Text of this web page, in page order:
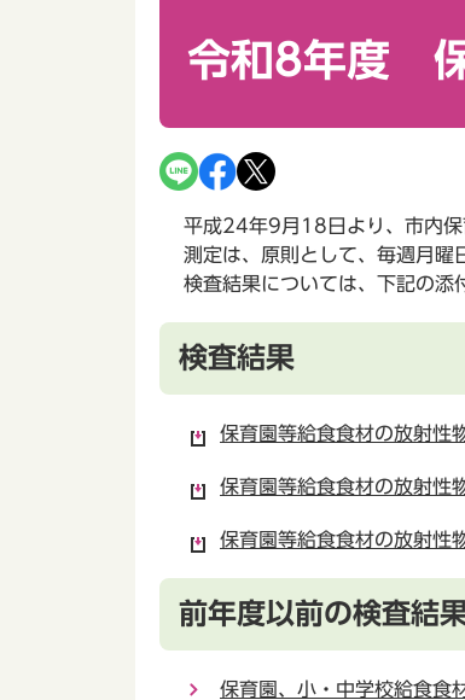
令和8年度 保
平成24年9月18日より、市内保
測定は、原則として、毎週月
検査結果については、下記の添
検査結果
保育園等給食食材の放射性
保育園等給食食材の放射性
保育園等給食食材の放射性
前年度以前の検査結
保育園、小・中学校給食食